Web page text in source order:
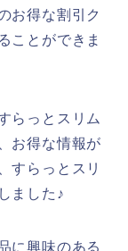
お得な割引ク
ことができま
らっとスリム
お得な情報が
すらっとスリ
ました♪
に興味のある